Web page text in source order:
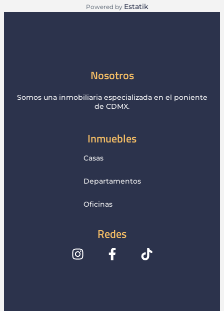
Powered by Estatik
Nosotros
Somos una inmobiliaria especializada en el poniente
de CDMX.
Inmuebles
Casas
Departamentos
Oficinas
Redes